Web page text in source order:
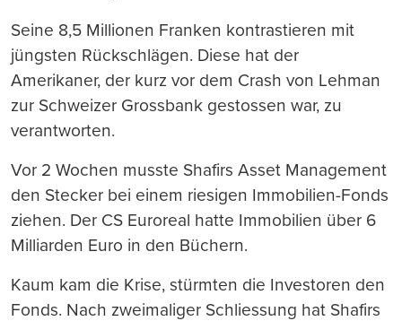
Seine 8,5 Millionen Franken kontrastieren mit
jüngsten Rückschlägen. Diese hat der
Amerikaner, der kurz vor dem Crash von Lehman
zur Schweizer Grossbank gestossen war, zu
verantworten.
Vor 2 Wochen musste Shafirs Asset Management
den Stecker bei einem riesigen Immobilien-Fonds
ziehen. Der CS Euroreal hatte Immobilien über 6
Milliarden Euro in den Büchern.
Kaum kam die Krise, stürmten die Investoren den
Fonds. Nach zweimaliger Schliessung hat Shafirs